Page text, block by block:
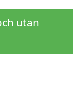
utan